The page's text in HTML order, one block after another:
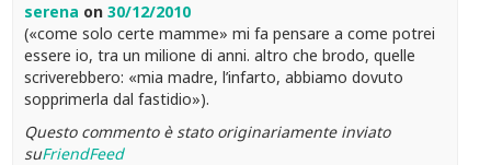
serena on 30/12/2010
(«come solo certe mamme» mi fa pensare a come potrei
essere io, tra un milione di anni. altro che brodo, quelle
scriverebbero: «mia madre, l’infarto, abbiamo dovuto
sopprimerla dal fastidio»).
Questo commento è stato originariamente inviato
suFriendFeed